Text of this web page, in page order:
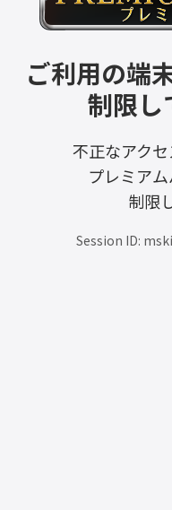
ご利用の端
制限し
不正なアクセ
プレミア
制限
Session ID: